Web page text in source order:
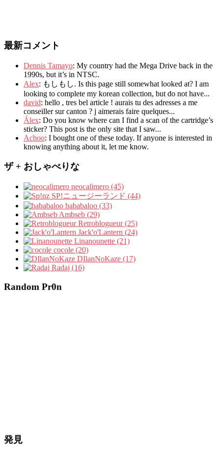
最新コメント
Dennis Tamayo: My country had the Mega Drive back in the
1990s, but it’s in NTSC.
Alex: もしもし. Is this page still somewhat looked at? I am
looking to complete my korean collection, but do not have...
david: hello , tres bel article ! aurais tu des adresses a me
conseiller sur canton ? j aimerais faire quelques...
Álex: Do you know where can I find a scan of the cartridge’s
sticker? This post is the only site that I saw...
Achoo: I bought one of these today. If anyone is interested in
knowing anything about it, let me know.
ザ + おしゃべりな
neocalimero (45)
SP!ニュージーランド (44)
bababaloo (33)
Ambseb (29)
Retroblogueur (25)
Jack'o'Lantern (24)
Linanounette (21)
cocole (20)
DIlanNoKaze (17)
Radaj (16)
Random Pr0n
発見